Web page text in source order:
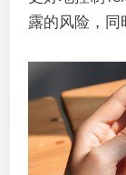
露的风险，同